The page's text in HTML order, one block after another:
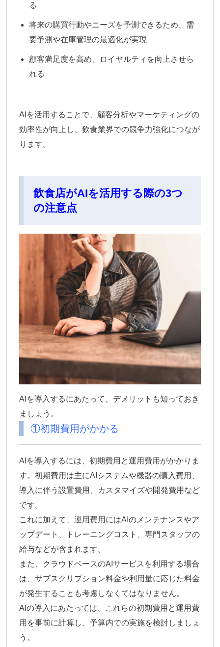
る
将来の購買行動やニーズを予測できるため、需
要予測や在庫管理の最適化が実現
顧客満足度を高め、ロイヤルティを向上させら
れる
AIを活用することで、顧客分析やマーケティングの
効率性が向上し、飲食業界での競争力強化につなが
ります。
飲食店がAIを活用する際の3つ
の注意点
AIを導入するにあたって、デメリットも知っておき
ましょう。
①初期費用がかかる
AIを導入するには、初期費用と運用費用がかかりま
す。初期費用は主にAIシステムや機器の購入費用、
導入に伴う設置費用、カスタマイズや開発費用 など
です。
これに加えて、運用費用にはAIのメンテナンスやア
ップデート、トレーニングコスト、専門スタッフの
給与などが含まれます。
また、クラウドベースのAIサービスを利用する場合
は、サブスクリプション料金や利用量に応じた料金
が発生することも考慮しなくてはなりません。
AIの導入にあたっては、これらの初期費用と運用費
用を事前に計算し、予算内での実施を検討しましょ
う。